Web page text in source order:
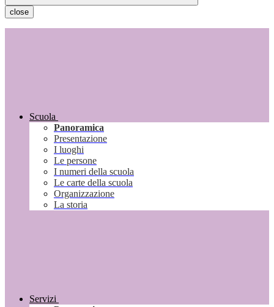
close
Scuola
Panoramica
Presentazione
I luoghi
Le persone
I numeri della scuola
Le carte della scuola
Organizzazione
La storia
Servizi